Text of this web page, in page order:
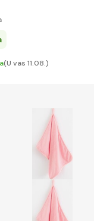
(U vas 11.08.)